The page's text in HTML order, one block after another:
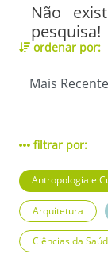
Não
pesquisa!
ordenar por:
filtrar por:
Antropologia e
Arquitetura
Ciências da